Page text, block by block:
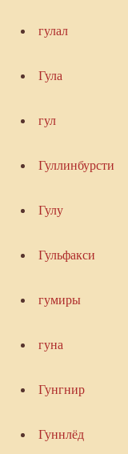
гулал
Гула
гул
Гуллинбурсти
Гулу
Гульфакси
гумиры
гуна
Гунгнир
Гуннлёд